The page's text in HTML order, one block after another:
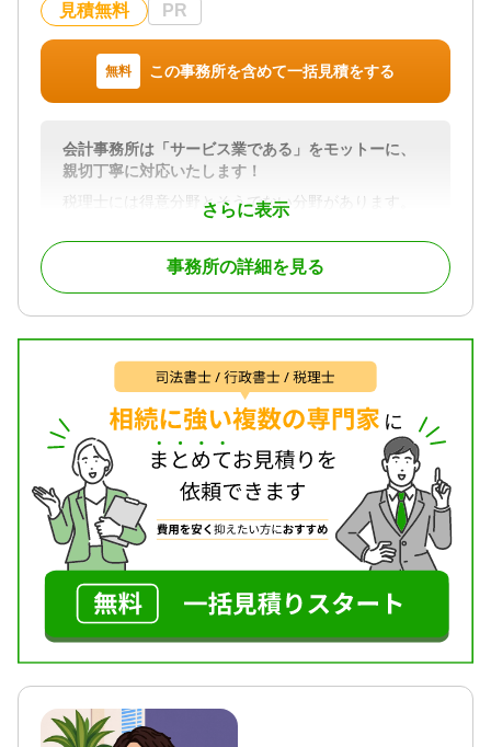
見積無料 PR
無料 この事務所を含めて一括見積をする
さらに表示
会計事務所は「サービス業である」をモットーに、
親切丁寧に対応いたします！
税理士には得意分野とそうでない分野があります。
当事務所の相続税の申告件数は県内最大級。申告を
おこなう税理士によって納税額が大きく変わってし
まうこともあるため、申告数の実績は税理士のノウ
ハウそのものと考えていますので、とてもご安心い
また、相続手続きはとても複雑なため、ほかの士業
とも連携しながら銀行や不動産の名義変更などお客
様の負担を最小限に留める努力をしています。
心配な税理士報酬も、初回のご相談の段階で提示さ
せていただきますし、「どのくらい相続税がかかる
のだろう…」といった不安も、相続税簡易診断を利
用すれば、財産の概算評価と相続税の計算も行うこ
とが可能ですので、ご安心いただけることと思いま
す。
平日の9:00から18:00まで受け付けていますが、相続
人の都合で土日の対応を希望される場合には、土日
での対応も可能ですので、ぜひご相談ください。
対応地域
山梨県全域、東京都・神奈川県も地域によっては対
事務所の詳細を見る